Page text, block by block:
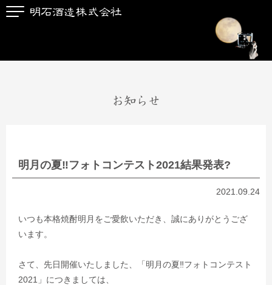
お知らせ
明月の夏‼フォトコンテスト2021結果発表?
2021.09.24
いつも本格焼酎明月をご愛飲いただき、誠にありがとうござ
います。
さて、先日開催いたしました、「明月の夏‼フォトコンテスト
2021」につきましては、